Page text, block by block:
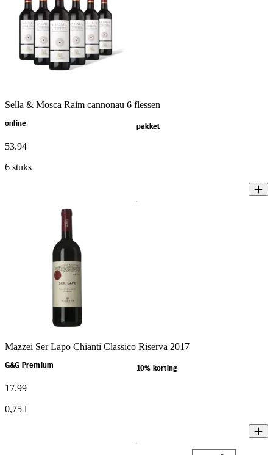
Sella & Mosca Raim cannonau 6 flessen
online pakket
53.94
6 stuks
Mazzei Ser Lapo Chianti Classico Riserva 2017
G&G Premium 10% korting
17.99
0,75 l